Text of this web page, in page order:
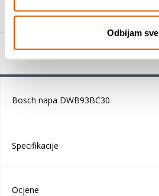
Odbijam sve
Detalji proizvoda
Bosch napa DWB93BC30
Specifikacije
Ocjene